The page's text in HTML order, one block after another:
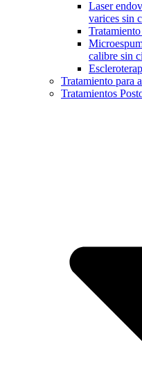
Laser
varices sin
calibre sin
Tratamiento para
Tratamientos